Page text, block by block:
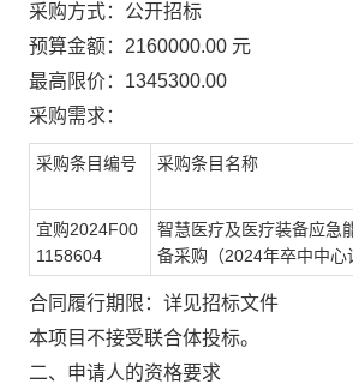
采购方式：公开招标
预算金额：2160000.00 元
最高限价：1345300.00
采购需求：
采购条目编号 采购条目名称
宜购2024F00
1158604
智慧医疗及医疗装备应急
备采购（2024年卒中中心
合同履行期限：详见招标文件
本项目不接受联合体投标。
二、申请人的资格要求